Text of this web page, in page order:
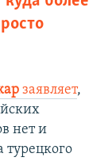
заявляет,
нет и
турецкого